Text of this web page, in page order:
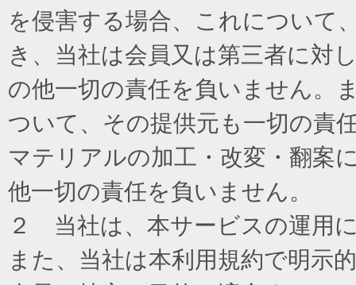
を侵害する場合、これについて
き、当社は会員又は第三者に対
の他一切の責任を負いません。
ついて、その提供元も一切の責
マテリアルの加工・改変・翻案
他一切の責任を負いません。
２ 当社は、本サービスの運用
また、当社は本利用規約で明示